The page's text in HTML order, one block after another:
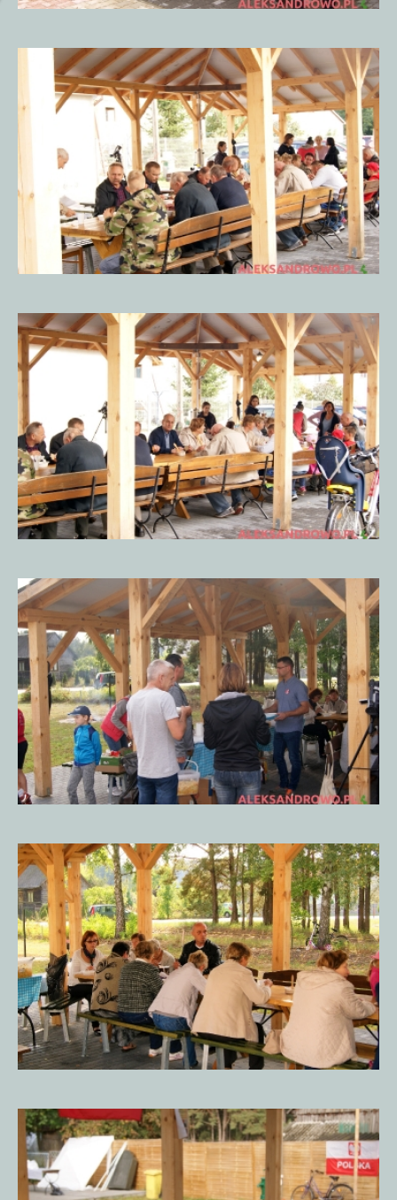
Piknik Historyczny 15.09.20185
Historyczny 15.09.20185
Piknik Historyczny 15.09.20185
Piknik Historyczny 15.09.20185
Piknik Historyczny 15.09.20185